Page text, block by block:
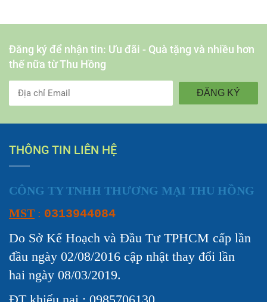
Đăng ký để nhận tin: Ưu đãi - Quà tặng và nhiều hơn
thế nữa từ Thu Hồng
ĐĂNG KÝ
THÔNG TIN LIÊN HỆ
CÔNG TY TNHH THƯƠNG MẠI THU HỒNG
MST : 0313944084
Do Sở Kế Hoạch và Đầu Tư TPHCM cấp lần
đầu ngày 02/08/2016 cập nhật thay đổi lần
hai ngày 08/03/2019.